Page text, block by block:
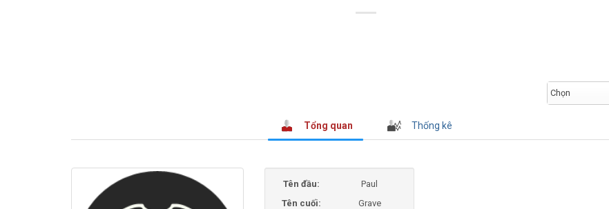
Chọn
Tổng quan Thống kê
Tên đầu:
Paul
Tên cuối:
Grave